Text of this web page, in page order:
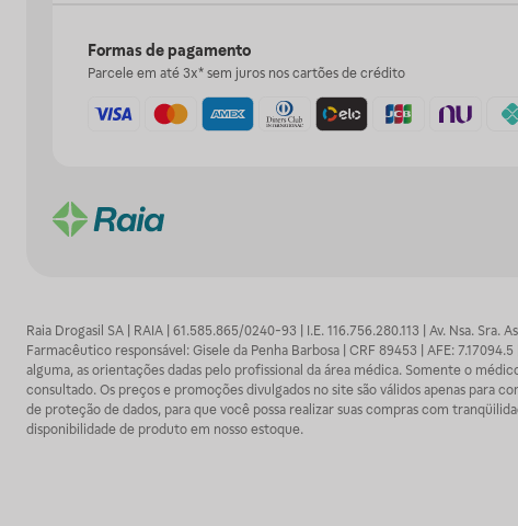
Formas de pagamento
Parcele em até 3x* sem juros nos cartões de crédito
Raia Drogasil SA | RAIA | 61.585.865/0240-93 | I.E. 116.756.280.113 | Av. Nsa.
Farmacêutico responsável: Gisele da Penha Barbosa | CRF 89453 | AFE:
alguma, as orientações dadas pelo profissional da área médica. Somente o
consultado. Os preços e promoções divulgados no site são válidos apenas para
de proteção de dados, para que você possa realizar suas compras com
disponibilidade de produto em nosso estoque.